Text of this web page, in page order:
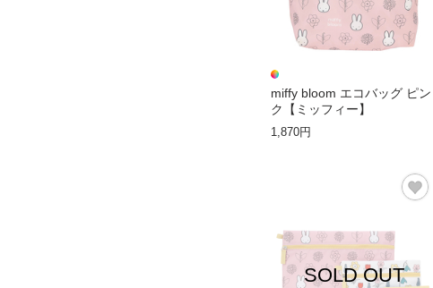
miffy bloom エコバッグ ピン
ク【ミッフィー】
1,870円
SOLD OUT